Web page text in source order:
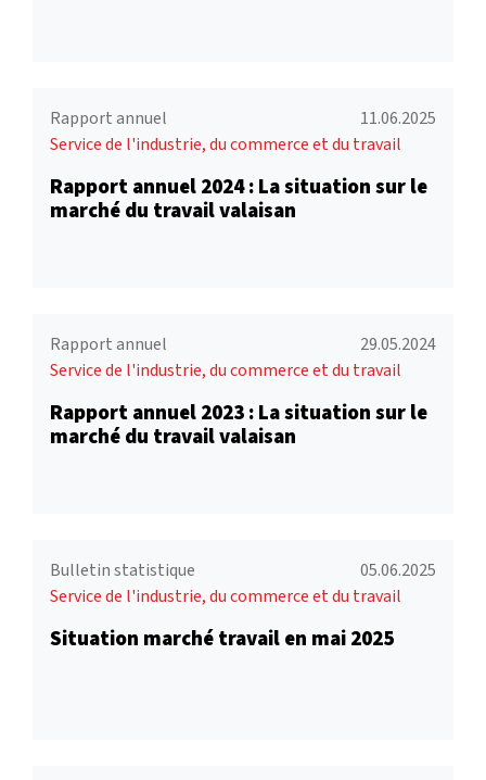
Rapport annuel
11.06.2025
Service de l'industrie, du commerce et du travail
Rapport annuel 2024 : La situation sur le
marché du travail valaisan
Rapport annuel
29.05.2024
Service de l'industrie, du commerce et du travail
Rapport annuel 2023 : La situation sur le
marché du travail valaisan
Bulletin statistique
05.06.2025
Service de l'industrie, du commerce et du travail
Situation marché travail en mai 2025